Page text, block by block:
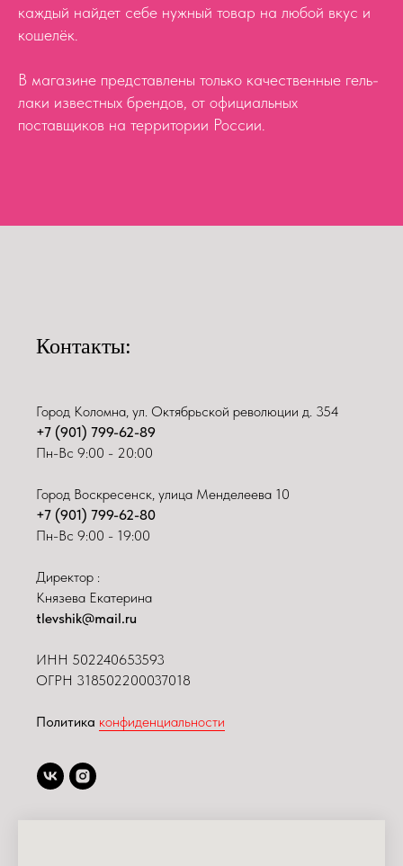
каждый найдет себе нужный товар на любой вкус и
кошелёк.
В магазине представлены только качественные гель-
лаки известных брендов, от официальных
поставщиков на территории России.
Контакты:
Город Коломна, ул. Октябрьской революции д. 354
+7 (901) 799-62-89
Пн-Вс 9:00 - 20:00
Город Воскресенск, улица Менделеева 10
+7 (901) 799-62-80
Пн-Вс 9:00 - 19:00
Директор :
Князева Екатерина
tlevshik@mail.ru
ИНН 502240653593
ОГРН 318502200037018
Политика конфиденциальности